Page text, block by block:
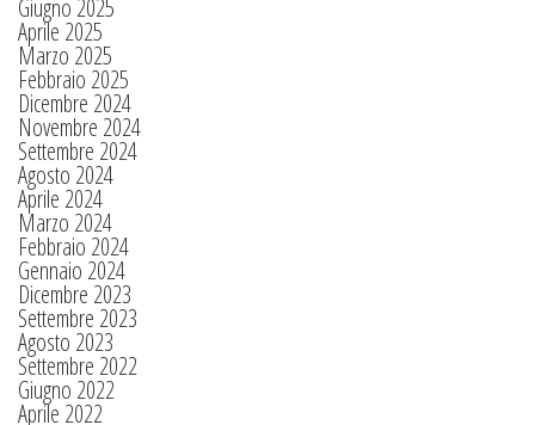
Giugno 2025
Aprile 2025
Marzo 2025
Febbraio 2025
Dicembre 2024
Novembre 2024
Settembre 2024
Agosto 2024
Aprile 2024
Marzo 2024
Febbraio 2024
Gennaio 2024
Dicembre 2023
Settembre 2023
Agosto 2023
Settembre 2022
Giugno 2022
Aprile 2022